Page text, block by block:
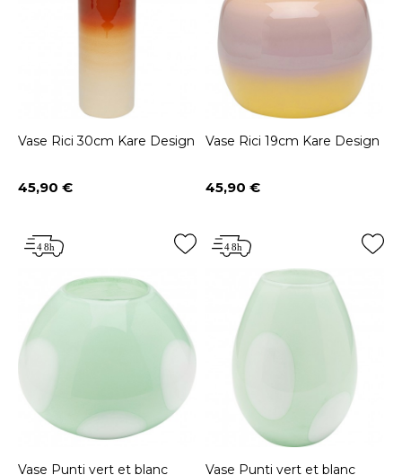
Vase Rici 30cm Kare Design
Prix
45,90 €
Vase Rici 19cm Kare Design
Prix
45,90 €
Vase Punti vert et blanc Vase Punti vert et blanc